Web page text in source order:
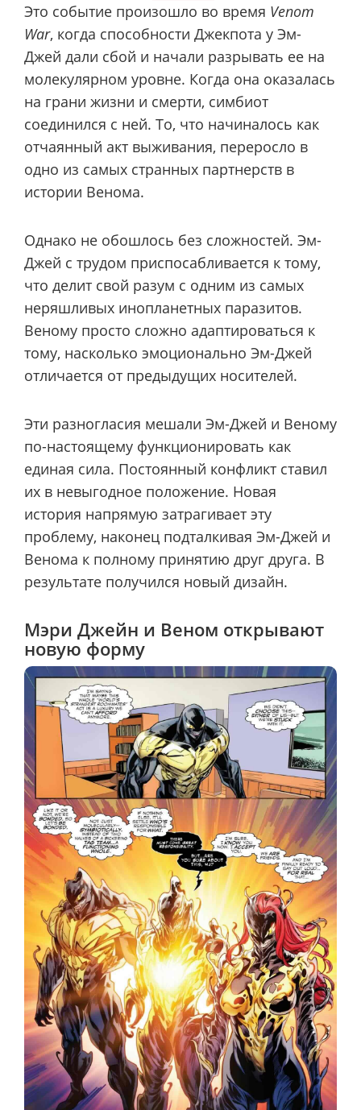
Это событие произошло во время Venom
War, когда способности Джекпота у Эм-
Джей дали сбой и начали разрывать ее на
молекулярном уровне. Когда она оказалась
на грани жизни и смерти, симбиот
соединился с ней. То, что начиналось как
отчаянный акт выживания, переросло в
одно из самых странных партнерств в
истории Венома.
Однако не обошлось без сложностей. Эм-
Джей с трудом приспосабливается к тому,
что делит свой разум с одним из самых
неряшливых инопланетных паразитов.
Веному просто сложно адаптироваться к
тому, насколько эмоционально Эм-Джей
отличается от предыдущих носителей.
Эти разногласия мешали Эм-Джей и Веному
по-настоящему функционировать как
единая сила. Постоянный конфликт ставил
их в невыгодное положение. Новая
история напрямую затрагивает эту
проблему, наконец подталкивая Эм-Джей и
Венома к полному принятию друг друга. В
результате получился новый дизайн.
Мэри Джейн и Веном открывают
новую форму